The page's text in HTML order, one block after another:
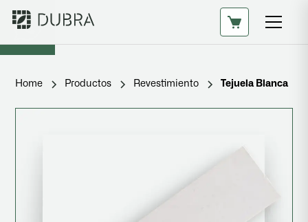
Home Productos Revestimiento Tejuela Blanca